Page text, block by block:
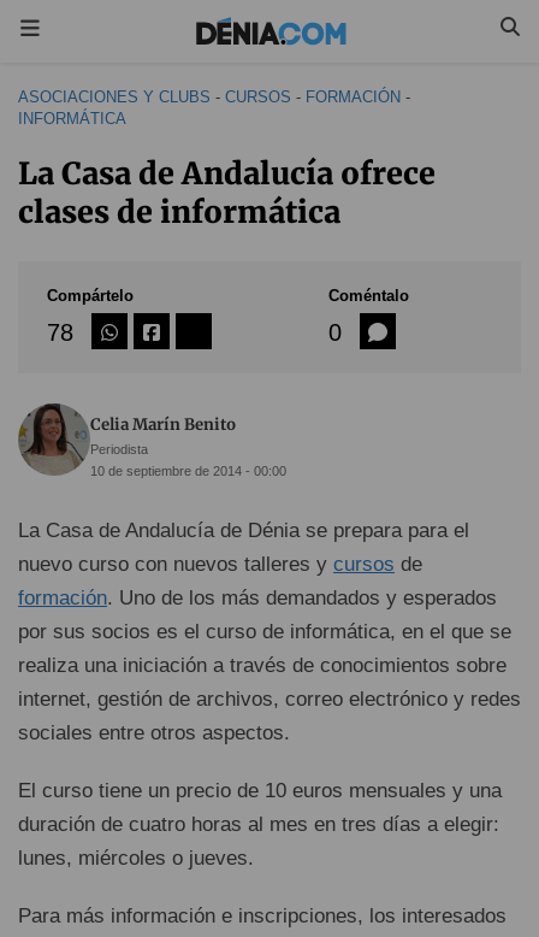
ASOCIACIONES Y CLUBS - CURSOS - FORMACIÓN -
INFORMÁTICA
La Casa de Andalucía ofrece
clases de informática
Compártelo
78
Coméntalo
0
Celia Marín Benito
Periodista
10 de septiembre de 2014 - 00:00
La Casa de Andalucía de Dénia se prepara para el
nuevo curso con nuevos talleres y cursos de
formación. Uno de los más demandados y esperados
por sus socios es el curso de informática, en el que se
realiza una iniciación a través de conocimientos sobre
internet, gestión de archivos, correo electrónico y redes
sociales entre otros aspectos.
El curso tiene un precio de 10 euros mensuales y una
duración de cuatro horas al mes en tres días a elegir:
lunes, miércoles o jueves.
Para más información e inscripciones, los interesados